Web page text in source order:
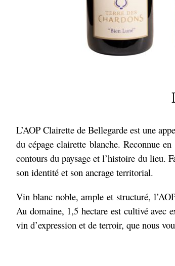
L’AOP Clairette de Bellegarde est une
du cépage clairette blanche. Reconnue
contours du paysage et l’histoire du lieu.
son identité et son ancrage territorial.
Vin blanc noble, ample et structuré,
Au domaine, 1,5 hectare est cultivé avec
vin d’expression et de terroir, que nous